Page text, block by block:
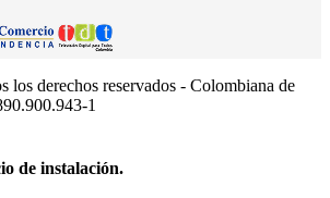
derechos reservados - Colombiana de
1
de instalación.